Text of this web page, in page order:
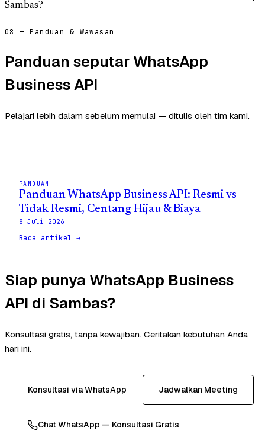
Sambas?
08 — Panduan & Wawasan
Panduan seputar WhatsApp
Business API
Pelajari lebih dalam sebelum memulai — ditulis oleh tim kami.
PANDUAN
Panduan WhatsApp Business API: Resmi vs
Tidak Resmi, Centang Hijau & Biaya
8 Juli 2026
Baca artikel →
Siap punya WhatsApp Business
API di Sambas?
Konsultasi gratis, tanpa kewajiban. Ceritakan kebutuhan Anda
hari ini.
Konsultasi via WhatsApp Jadwalkan Meeting
Chat WhatsApp — Konsultasi Gratis